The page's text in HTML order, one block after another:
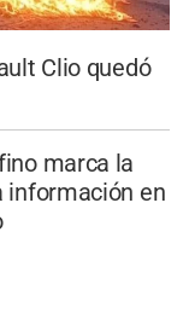
Clio quedó
marca la
información en